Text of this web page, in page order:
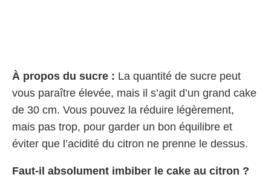
À propos du sucre : La quantité de sucre peut
vous paraître élevée, mais il s’agit d’un grand cake
de 30 cm. Vous pouvez la réduire légèrement,
mais pas trop, pour garder un bon équilibre et
éviter que l’acidité du citron ne prenne le dessus.
Faut-il absolument imbiber le cake au citron ?